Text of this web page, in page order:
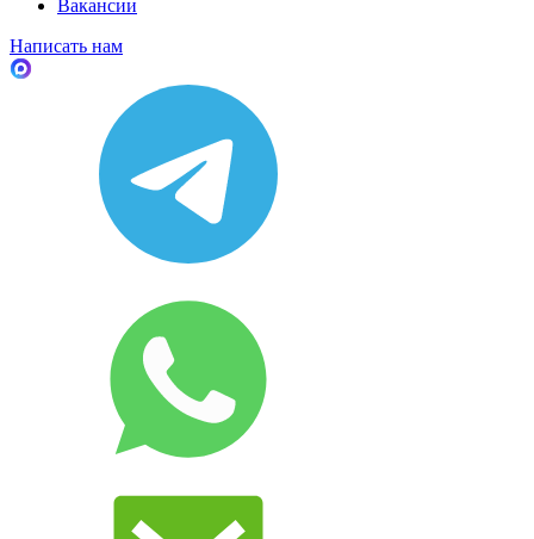
Вакансии
Написать нам